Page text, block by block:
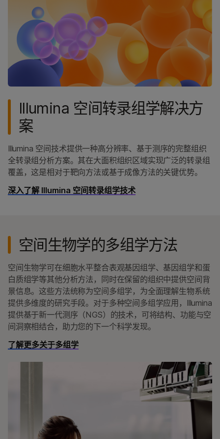
Illumina 空间转录组学解决方
案
Illumina 空间技术提供一种高分辨率、基于测序的完整组织
全转录组分析方案。其在大面积组织区域实现广泛的转录组
覆盖，这是相对于靶向方法或基于成像方法的关键优势。
深入了解 Illumina 空间转录组学技术
空间生物学的多组学方法
空间生物学可在细胞水平整合表观基因组学、基因组学和蛋
白质组学等其他分析方法，同时在保留的组织中提供空间背
景信息。这些方法统称为空间多组学，为全面理解生物系统
提供多维度的研究手段。对于多种空间多组学应用，Illumina
提供基于新一代测序（NGS）的技术，可将结构、功能与空
间洞察相结合，助力您的下一个科学发现。
了解更多关于多组学